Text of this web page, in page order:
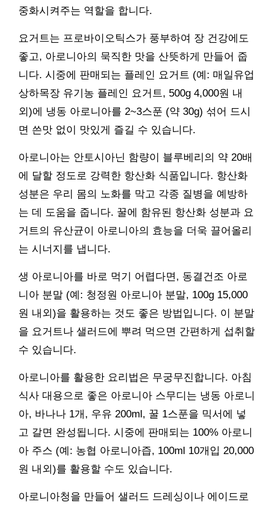
중화시켜주는 역할을 합니다.
요거트는 프로바이오틱스가 풍부하여 장 건강에도
좋고, 아로니아의 묵직한 맛을 산뜻하게 만들어 줍
니다. 시중에 판매되는 플레인 요거트 (예: 매일유업
상하목장 유기농 플레인 요거트, 500g 4,000원 내
외)에 냉동 아로니아를 2~3스푼 (약 30g) 섞어 드시
면 쓴맛 없이 맛있게 즐길 수 있습니다.
아로니아는 안토시아닌 함량이 블루베리의 약 20배
에 달할 정도로 강력한 항산화 식품입니다. 항산화
성분은 우리 몸의 노화를 막고 각종 질병을 예방하
는 데 도움을 줍니다. 꿀에 함유된 항산화 성분과 요
거트의 유산균이 아로니아의 효능을 더욱 끌어올리
는 시너지를 냅니다.
생 아로니아를 바로 먹기 어렵다면, 동결건조 아로
니아 분말 (예: 청정원 아로니아 분말, 100g 15,000
원 내외)을 활용하는 것도 좋은 방법입니다. 이 분말
을 요거트나 샐러드에 뿌려 먹으면 간편하게 섭취할
수 있습니다.
아로니아를 활용한 요리법은 무궁무진합니다. 아침
식사 대용으로 좋은 아로니아 스무디는 냉동 아로니
아, 바나나 1개, 우유 200ml, 꿀 1스푼을 믹서에 넣
고 갈면 완성됩니다. 시중에 판매되는 100% 아로니
아 주스 (예: 농협 아로니아즙, 100ml 10개입 20,000
원 내외)를 활용할 수도 있습니다.
아로니아청을 만들어 샐러드 드레싱이나 에이드로